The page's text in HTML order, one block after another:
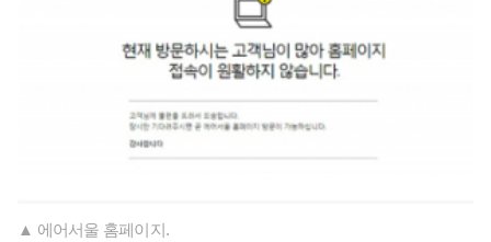
▲ 에어서울 홈페이지.